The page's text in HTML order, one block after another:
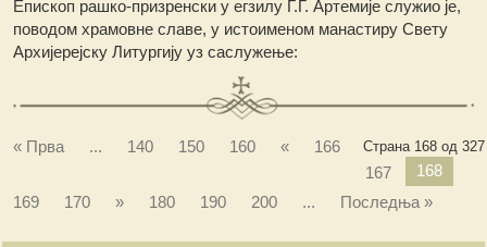
Епископ рашко-призренски у егзилу Г.Г. Артемије служио је,
поводом храмовне славе, у истоименом манастиру Свету
Архијерејску Литургију уз саслужење:
Страна 168 од 327
« Прва ... 140 150 160 «
166
167
168
169
170 » 180 190 200 ... Последња »